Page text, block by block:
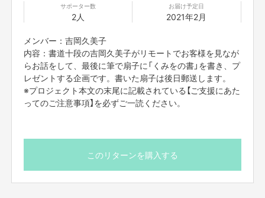
サポーター数
2人
お届け予定日
2021年2月
メンバー：吉岡久美子
内容：書道十段の吉岡久美子がリモートでお客様を見なが
らお話をして、最後に筆で扇子に「くみをの書」を書き、プ
レゼントする企画です。書いた扇子は後日郵送します。
※プロジェクト本文の末尾に記載されている【ご支援にあた
ってのご注意事項】を必ずご一読ください。
このリターンを購入する